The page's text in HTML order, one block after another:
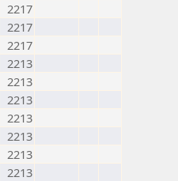
2217
2217
2217
2213
2213
2213
2213
2213
2213
2213